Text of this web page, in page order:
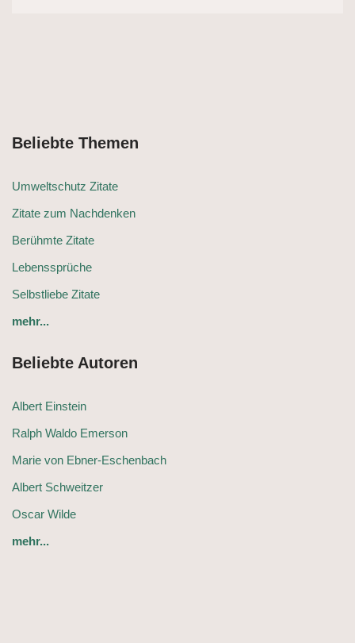
Beliebte Themen
Umweltschutz Zitate
Zitate zum Nachdenken
Berühmte Zitate
Lebenssprüche
Selbstliebe Zitate
mehr...
Beliebte Autoren
Albert Einstein
Ralph Waldo Emerson
Marie von Ebner-Eschenbach
Albert Schweitzer
Oscar Wilde
mehr...